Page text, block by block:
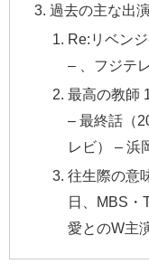
過去の主な出
Re:リベン
– 、フジテ
最高の教師
– 最終話（
レビ） – 浜
往生際の意
日、MBS・
愛とのW主